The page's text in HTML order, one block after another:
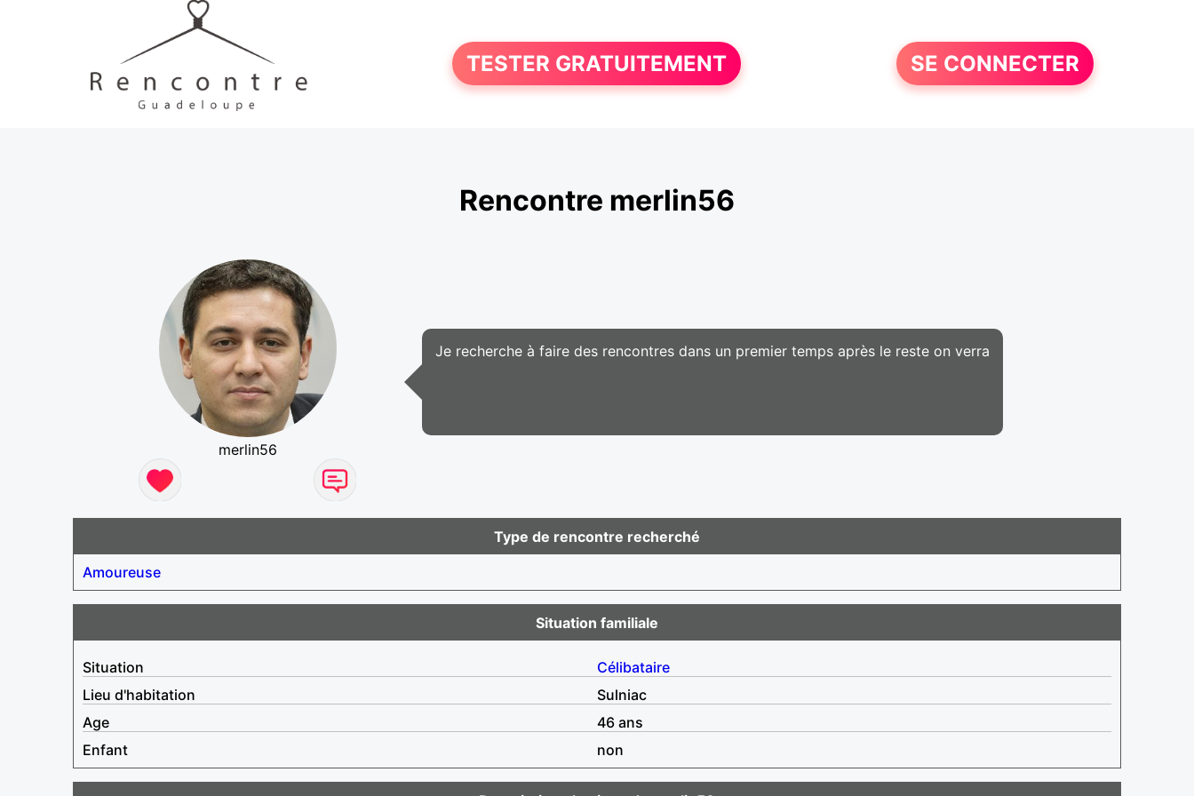
TESTER GRATUITEMENT SE CONNECTER
Rencontre merlin56
merlin56
Je recherche à faire des rencontres dans un premier temps après le reste on verra
Type de rencontre recherché
Amoureuse
Situation familiale
Situation
Célibataire
Lieu d'habitation
Sulniac
Age
46 ans
Enfant
non